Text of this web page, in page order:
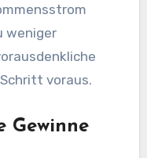
weniger
voraus.
Gewinne